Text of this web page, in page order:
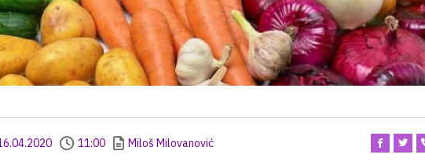
11:00 Miloš Milovanović